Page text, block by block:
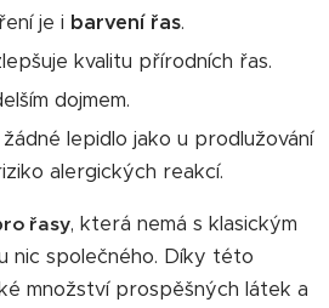
je i barvení řas.
kvalitu přírodních řas.
dojmem.
lepidlo jako u prodlužování
alergických reakcí.
řasy, která nemá s klasickým
nic společného. Díky této
množství prospěšných látek a